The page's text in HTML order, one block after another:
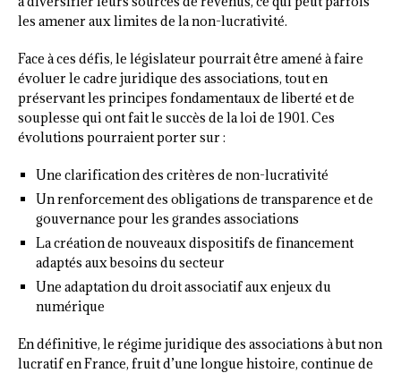
les amener aux limites de la non-lucrativité.
Face à ces défis, le législateur pourrait être amené à faire
évoluer le cadre juridique des associations, tout en
préservant les principes fondamentaux de liberté et de
souplesse qui ont fait le succès de la loi de 1901. Ces
évolutions pourraient porter sur :
Une clarification des critères de non-lucrativité
Un renforcement des obligations de transparence et de
gouvernance pour les grandes associations
La création de nouveaux dispositifs de financement
adaptés aux besoins du secteur
Une adaptation du droit associatif aux enjeux du
numérique
En définitive, le régime juridique des associations à but non
lucratif en France, fruit d’une longue histoire, continue de